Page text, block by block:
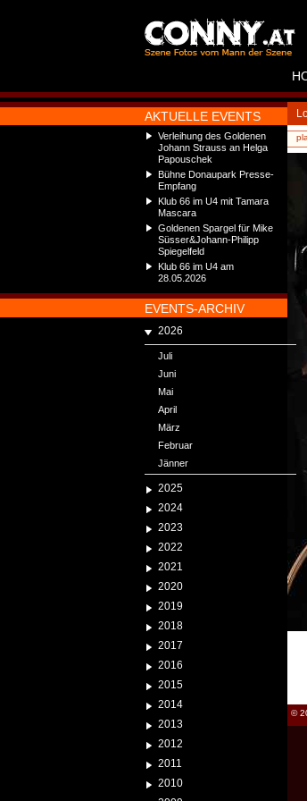
AKTUELLE EVENTS
Verleihung des Goldenen
Johann Strauss an Helga
Papouschek
Bühne Donaupark Presse-
Empfang
Klub 66 im U4 mit Tamara
Mascara
Goldenen Spargel für Mike
Süsser&Johann-Philipp
Spiegelfeld
Klub 66 im U4 am
28.05.2026
EVENTS-ARCHIV
2026
Juli
Juni
Mai
April
März
Februar
Jänner
2025
2024
2023
2022
2021
2020
2019
2018
2017
2016
2015
2014
2013
2012
2011
2010
©